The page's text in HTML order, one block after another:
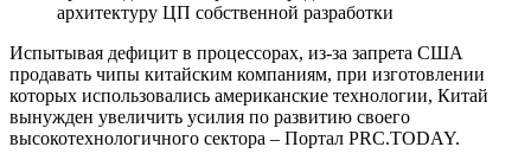
архитектуру ЦП собственной разработки
Испытывая дефицит в процессорах, из-за запрета США
продавать чипы китайским компаниям, при изготовлении
которых использовались американские технологии, Китай
вынужден увеличить усилия по развитию своего
высокотехнологичного сектора – Портал PRC.TODAY.